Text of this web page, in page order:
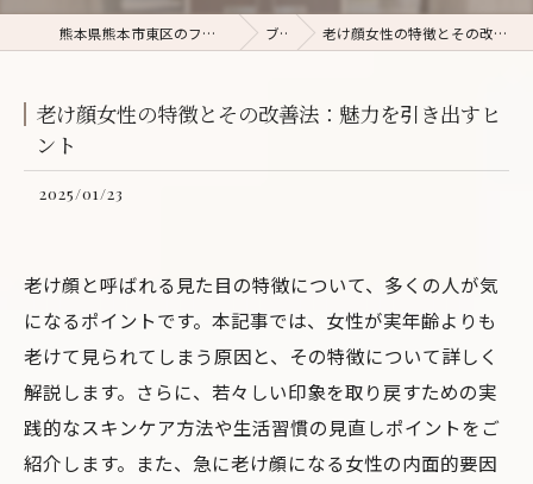
熊本県熊本市東区のフェイシャルエステならSIROE ブログ 老け顔女性の特徴とその改善法：魅力を引き出すヒント
老け顔女性の特徴とその改善法：魅力を引き出すヒ
ント
2025/01/23
老け顔と呼ばれる見た目の特徴について、多くの人が気
になるポイントです。本記事では、女性が実年齢よりも
老けて見られてしまう原因と、その特徴について詳しく
解説します。さらに、若々しい印象を取り戻すための実
践的なスキンケア方法や生活習慣の見直しポイントをご
紹介します。また、急に老け顔になる女性の内面的要因